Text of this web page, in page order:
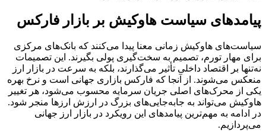
پیامدهای سیاست هاوکیش بر بازار فارکس
سیاست‌های هاوکیش زمانی معنا پیدا می‌کنند که بانک‌های مرکزی
برای مهار تورم، تصمیم به سخت‌گیری پولی بگیرند. این تصمیمات
نه‌تنها بر اقتصاد داخلی تأثیر می‌گذارند، بلکه به سرعت در بازار ارز
منعکس می‌شوند. از آنجا که فارکس بازاری جهانی است و نرخ بهره
یکی از محرک‌های اصلی جریان سرمایه محسوب می‌شود، هر تغییر
هاوکیش می‌تواند به جابه‌جایی‌های بزرگ در ارزش ارزها منجر شود.
در ادامه به مهم‌ترین پیامدهای این رویکرد در بازار ارز جهانی
می‌پردازیم.